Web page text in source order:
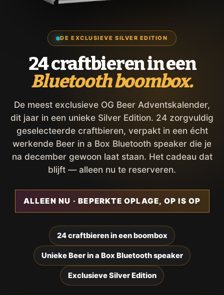
DE EXCLUSIEVE SILVER EDITION
24 craftbieren in een
Bluetooth boombox.
De meest exclusieve OG Beer Adventskalender,
dit jaar in een unieke Silver Edition. 24 zorgvuldig
geselecteerde craftbieren, verpakt in een écht
werkende Beer in a Box Bluetooth speaker die je
na december gewoon laat staan. Het cadeau dat
blijft — alleen nu te reserveren.
ALLEEN NU · BEPERKTE OPLAGE, OP IS OP
24 craftbieren in een boombox
Unieke Beer in a Box Bluetooth speaker
Exclusieve Silver Edition